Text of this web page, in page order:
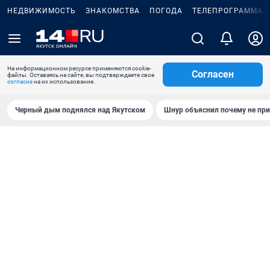
НЕДВИЖИМОСТЬ ЗНАКОМСТВА ПОГОДА ТЕЛЕПРОГРАММА
На информационном ресурсе применяются cookie-
файлы. Оставаясь на сайте, вы подтверждаете свое
согласиена их использование.
Согласен
Черный дым поднялся над Якутском Шнур объяснил почему не